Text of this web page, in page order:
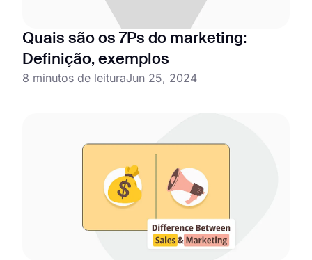
Quais são os 7Ps do marketing:
Definição, exemplos
8 minutos de leituraJun 25, 2024